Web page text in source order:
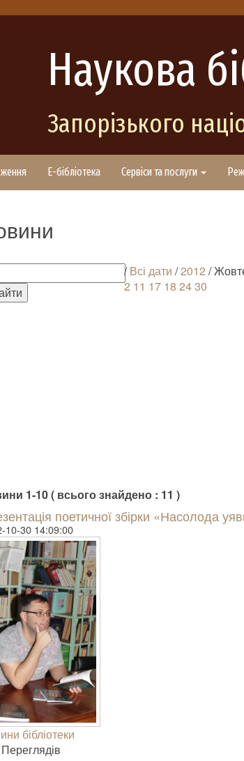
Наукова
Запорізького
E-бібліотека Сервіси та послуги
/Всі дати /2012 /
2 11 17 18 2430
1-10 ( всього знайдено : 11 )
поетичної збірки «Насолода
10-30 14:09:00
бібліотеки